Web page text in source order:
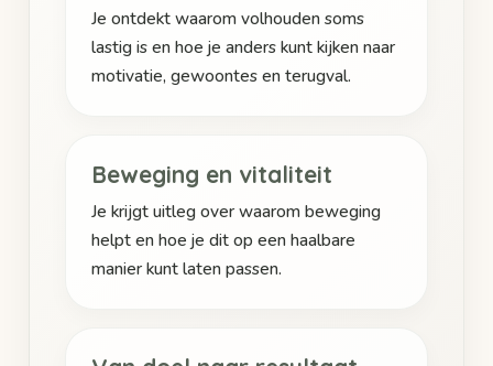
Je ontdekt waarom volhouden soms
lastig is en hoe je anders kunt kijken naar
motivatie, gewoontes en terugval.
Beweging en vitaliteit
Je krijgt uitleg over waarom beweging
helpt en hoe je dit op een haalbare
manier kunt laten passen.